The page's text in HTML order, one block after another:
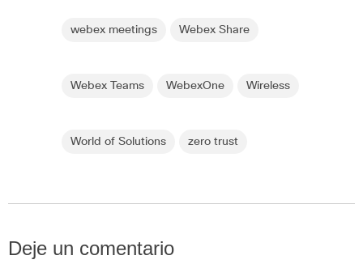
webex meetings Webex Share
Webex Teams WebexOne Wireless
World of Solutions zero trust
Deje un comentario